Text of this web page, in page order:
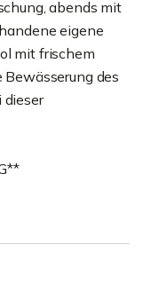
abends mit
eigene
mit frischem
des
dieser